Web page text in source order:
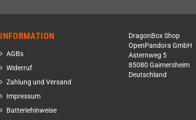
INFORMATION
AGBs
Widerruf
Zahlung und Versand
Impressum
Batteriehinweise
DragonBox Shop
OpenPandora GmbH
Asternweg 5
85080 Gaimersheim
Deutschland